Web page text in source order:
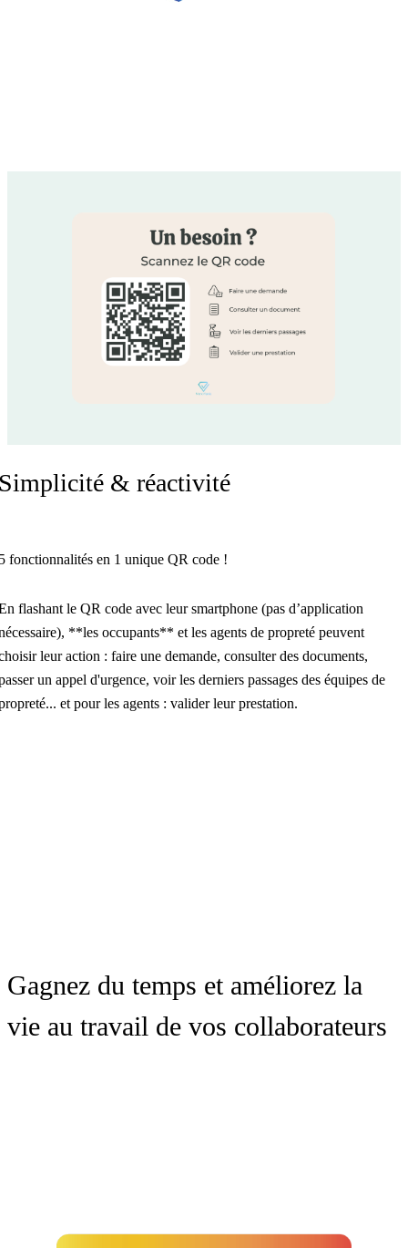
& réactivité
fonctionnalités en 1 unique QR code !
flashant le QR code avec leur smartphone (pas d’application
**les occupants** et les agents de propreté peuvent
leur action : faire une demande, consulter des documents,
un appel d'urgence, voir les derniers passages des équipes de
et pour les agents : valider leur prestation.
Gagnez du temps et améliorez la
vie au travail de vos collaborateurs